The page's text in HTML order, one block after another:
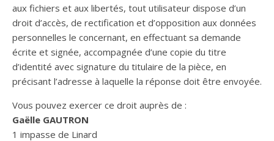
aux fichiers et aux libertés, tout utilisateur dispose d’un
droit d’accès, de rectification et d’opposition aux données
personnelles le concernant, en effectuant sa demande
écrite et signée, accompagnée d’une copie du titre
d’identité avec signature du titulaire de la pièce, en
précisant l’adresse à laquelle la réponse doit être envoyée.
Vous pouvez exercer ce droit auprès de :
Gaëlle GAUTRON
1 impasse de Linard